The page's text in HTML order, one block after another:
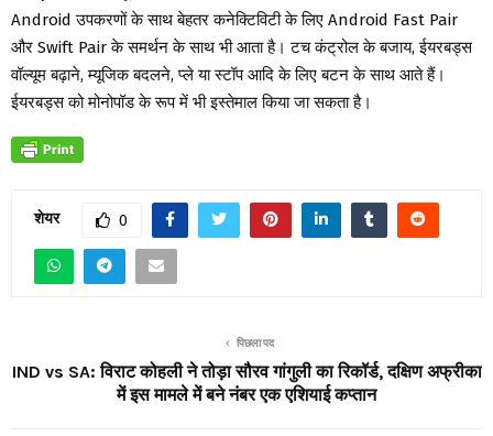
Android उपकरणों के साथ बेहतर कनेक्टिविटी के लिए Android Fast Pair
और Swift Pair के समर्थन के साथ भी आता है। टच कंट्रोल के बजाय, ईयरबड्स
वॉल्यूम बढ़ाने, म्यूजिक बदलने, प्ले या स्टॉप आदि के लिए बटन के साथ आते हैं।
ईयरबड्स को मोनोपॉड के रूप में भी इस्तेमाल किया जा सकता है।
शेयर 0
पिछला पद
IND vs SA: विराट कोहली ने तोड़ा सौरव गांगुली का रिकॉर्ड, दक्षिण अफ्रीका
में इस मामले में बने नंबर एक एशियाई कप्तान